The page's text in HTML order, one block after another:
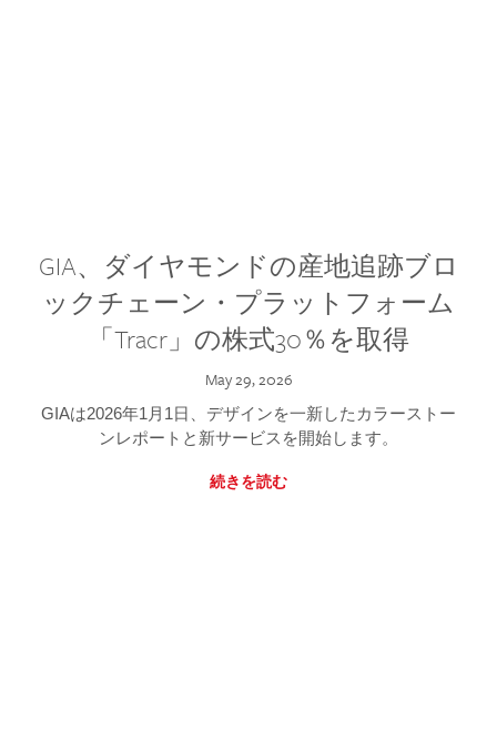
GIA、ダイヤモンドの産地追跡ブロ
ックチェーン・プラットフォーム
「Tracr」の株式30％を取得
May 29, 2026
GIAは2026年1月1日、デザインを一新したカラーストー
ンレポートと新サービスを開始します。
続きを読む